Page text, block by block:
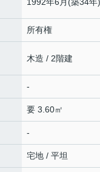
所有権
木造 / 2階建
-
要 3.60㎡
-
宅地 / 平坦